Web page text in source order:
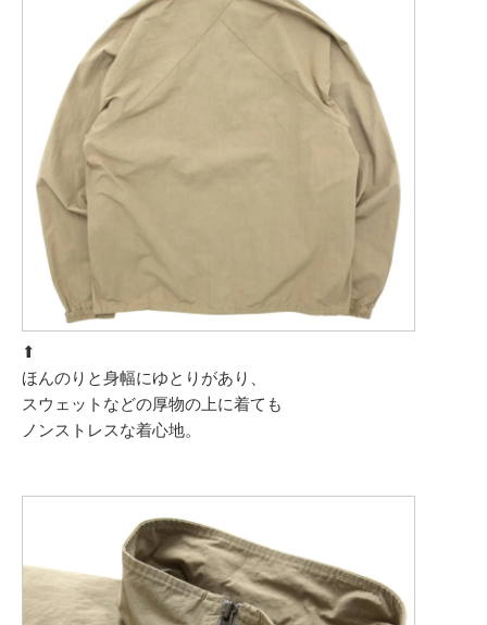
⬆︎
ほんのりと身幅にゆとりがあり、
スウェットなどの厚物の上に着ても
ノンストレスな着心地。